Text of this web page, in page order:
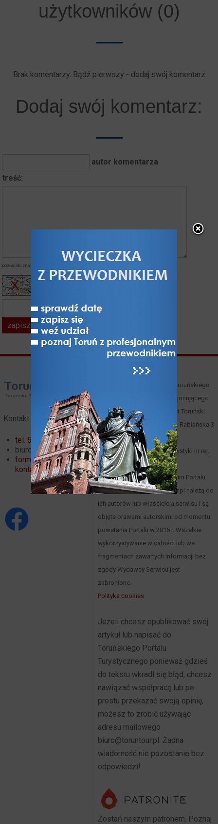
użytkowników (0)
Brak komentarzy. Bądź pierwszy - dodaj swój komentarz
Dodaj swój komentarz:
autor komentarza
treść:
pozostało znaków:
kod z obrazka*
Kontakt
tel. 56 621 02 32
biuro@toruntour.pl
formularz
kontaktowy
Właścicielem i operatorem Toruńskiego
Portalu Turystycznego funkcjonującego
pod domeną toruntour.pl jest Toruński
Serwis Turystyczny, Toruń, ul. Rabiańska 3
(mapa), tel. 66 00 61 352, NIP:
8791221083, Organizator turystyki nr rej.
247 woj. kuj.-pom.
Materiały zawarte w Toruńskim Portalu
Turystycznym www.toruntour.pl należą do
ich autorów lub właściciela serwisu i są
objęte prawami autorskimi od momentu
powstania Portalu w 2015 r. Wszelkie
wykorzystywanie w całości lub we
fragmentach zawartych informacji bez
zgody Wydawcy Serwisu jest
zabronione.
Polityka cookies
Jeżeli chcesz opublikować swój
artykuł lub napisać do
Toruńskiego Portalu
Turystycznego ponieważ gdzieś
do tekstu wkradł się błąd, chcesz
nawiązać współpracę lub po
prostu przekazać swoją opinię,
możesz to zrobić używając
adresu mailowego
biuro@toruntour.pl. Żadna
wiadomość nie pozostanie bez
odpowiedzi!
Zostań naszym patronem. Poznaj